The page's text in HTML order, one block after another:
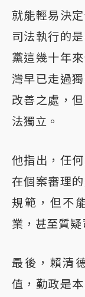
就能輕易決
司法執行的
黨這幾十年
灣早已走過
改善之處，
法獨立。
他指出，任
在個案審理
規範，但不
業，甚至質疑
最後，賴清
值，勤政是